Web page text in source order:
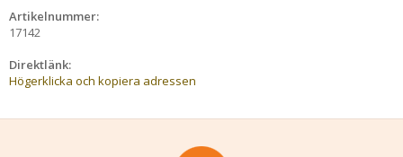
Artikelnummer:
17142
Direktlänk:
Högerklicka och kopiera adressen